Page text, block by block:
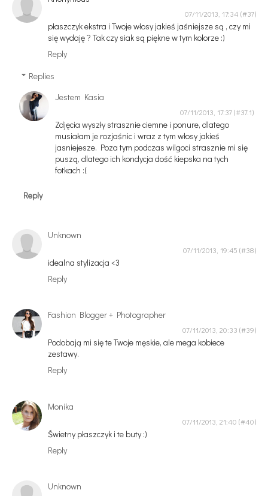
07/11/2013, 17:34
płaszczyk ekstra i Twoje włosy jakieś jaśniejsze są , czy mi
się wydaję ? Tak czy siak są piękne w tym kolorze :)
Reply
Replies
Jestem Kasia
07/11/2013, 17:37
Zdjęcia wyszły strasznie ciemne i ponure, dlatego
musiałam je rozjaśnic i wraz z tym włosy jakieś
jasniejesze. Poza tym podczas wilgoci strasznie mi się
puszą, dlatego ich kondycja dość kiepska na tych
fotkach :(
Reply
Unknown
07/11/2013, 19:45
idealna stylizacja <3
Reply
Fashion Blogger + Photographer
07/11/2013, 20:33
Podobają mi się te Twoje męskie, ale mega kobiece
zestawy.
Reply
Monika
07/11/2013, 21:40
Świetny płaszczyk i te buty :)
Reply
Unknown